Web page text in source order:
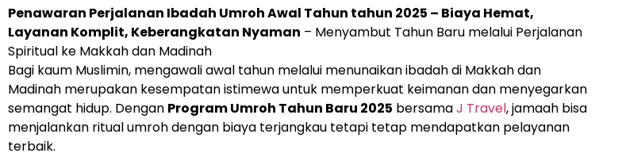
Penawaran Perjalanan Ibadah Umroh Awal Tahun tahun 2025 – Biaya Hemat,
Layanan Komplit, Keberangkatan Nyaman – Menyambut Tahun Baru melalui Perjalanan
Spiritual ke Makkah dan Madinah
Bagi kaum Muslimin, mengawali awal tahun melalui menunaikan ibadah di Makkah dan
Madinah merupakan kesempatan istimewa untuk memperkuat keimanan dan menyegarkan
semangat hidup. Dengan Program Umroh Tahun Baru 2025 bersamaJ Travel, jamaah bisa
menjalankan ritual umroh dengan biaya terjangkau tetapi tetap mendapatkan pelayanan
terbaik.